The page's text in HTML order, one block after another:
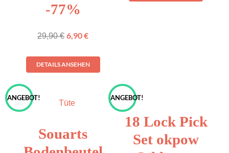
-77%
29,90€ 6,90€
DETAILS ANSEHEN
ANGEBOT!
Souarts
ANGEBOT!
18 Lock Pick
Set okpow